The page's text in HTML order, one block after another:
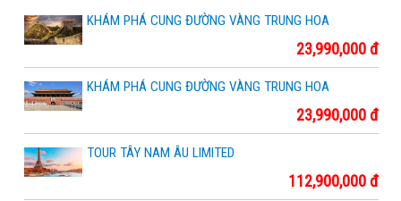
KHÁM PHÁ CUNG ĐƯỜNG VÀNG TRUNG HOA
23,990,000 đ
KHÁM PHÁ CUNG ĐƯỜNG VÀNG TRUNG HOA
23,990,000 đ
TOUR TÂY NAM ÂU LIMITED
112,900,000 đ